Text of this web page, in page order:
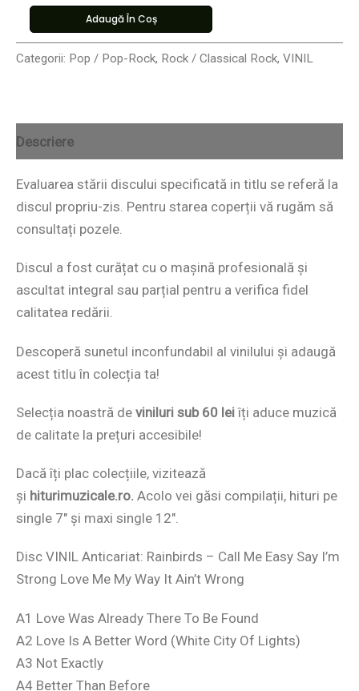
Adaugă În Coș
Categorii: Pop / Pop-Rock, Rock / Classical Rock, VINIL
Descriere
Evaluarea stării discului specificată in titlu se referă la
discul propriu-zis. Pentru starea coperții vă rugăm să
consultați pozele.
Discul a fost curățat cu o mașină profesională și
ascultat integral sau parțial pentru a verifica fidel
calitatea redării.
Descoperă sunetul inconfundabil al vinilului și adaugă
acest titlu în colecția ta!
Selecția noastră de viniluri sub 60 leiîți aduce muzică
de calitate la prețuri accesibile!
Dacă îți plac colecțiile, vizitează
și hiturimuzicale.ro. Acolo vei găsi compilații, hituri pe
single 7″ și maxi single 12″.
Disc VINIL Anticariat: Rainbirds – Call Me Easy Say I’m
Strong Love Me My Way It Ain’t Wrong
A1 Love Was Already There To Be Found
A2 Love Is A Better Word (White City Of Lights)
A3 Not Exactly
A4 Better Than Before